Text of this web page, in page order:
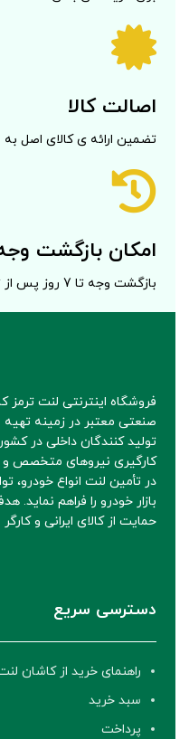
اصالت کالا
تضمین ارائه ی کالای اصل
امکان بازگشت
بازگشت وجه تا 7 روز پس از تحویل
فروشگاه اینترنتی لنت
صنعتی معتبر در زمینه تهیه
تولید کنندگان داخلی در
کارگیری نیروهای متخصص و
در تأمین لنت انواع خودرو،
بازار خودرو را فراهم
حمایت از کالای ایرانی و
دسترسی سریع
راهنمای خرید از کاشان
سبد خرید
پرداخت